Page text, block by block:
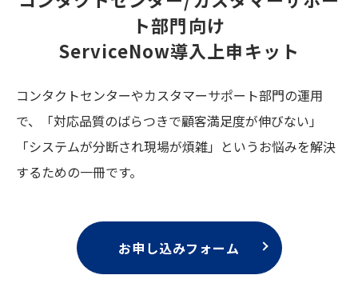
ト部門向け
ServiceNow導入上申キット
コンタクトセンターやカスタマーサポート部門の運用
で、「対応品質のばらつきで顧客満足度が伸びない」
「システムが分断され現場が煩雑」というお悩みを解決
するための一冊です。
お申し込みフォーム